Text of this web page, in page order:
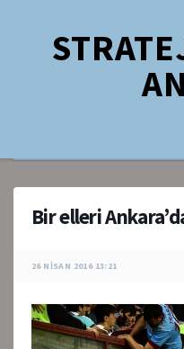
Bir elleri
26 NISAN 2016 13:21